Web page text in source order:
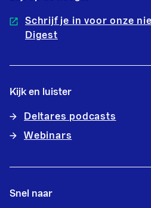
Schrijf je in voor onze
Digest
Kijk en luister
Deltares podcasts
Webinars
Snel naar